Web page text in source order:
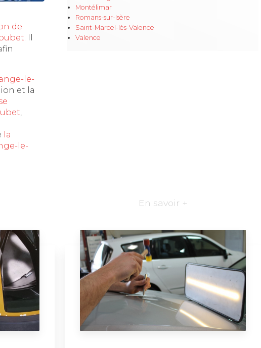
de
. Il
le-
et la
la
le-
Montélimar
Romans-sur-Isère
Saint-Marcel-lès-Valence
Valence
En savoir +